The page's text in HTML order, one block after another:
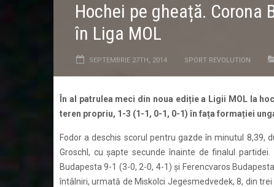
Hochei pe gheață. Corona
în Liga MOL
SEPTEMBRIE 27TH, 2014 SPORT REVOLUTION
În al patrulea meci din noua ediție a Ligii MOL la
teren propriu, 1-3 (1-1, 0-1, 0-1) în fața formației
Fodor a deschis scorul pentru gazde în minutul 8,39,
Groschl, cu șapte secunde înainte de finalul
Budapesta 9-1 (3-0, 2-0, 4-1) și Ferencvaros
întâlniri, urmată de Miskolci Jegesmedvedek, 8, din